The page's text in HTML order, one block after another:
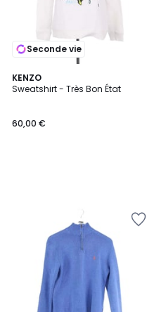
Seconde vie
KENZO
Sweatshirt - Très Bon État
60,00 €